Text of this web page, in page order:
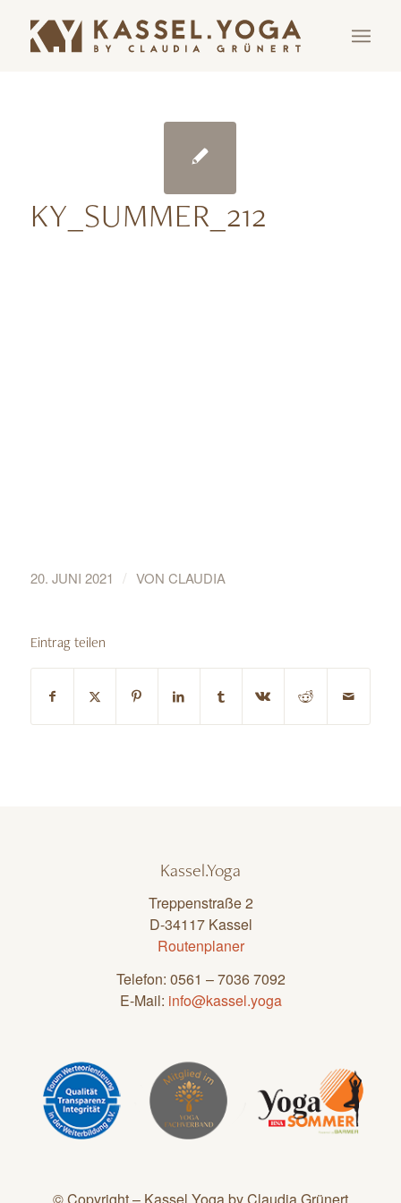
KY_SUMMER_212
20. JUNI 2021 / VON CLAUDIA
Eintrag teilen
Kassel.Yoga
Treppenstraße 2
D-34117 Kassel
Routenplaner
Telefon: 0561 – 7036 7092
E-Mail: info@kassel.yoga
© Copyright – Kassel.Yoga by Claudia Grünert